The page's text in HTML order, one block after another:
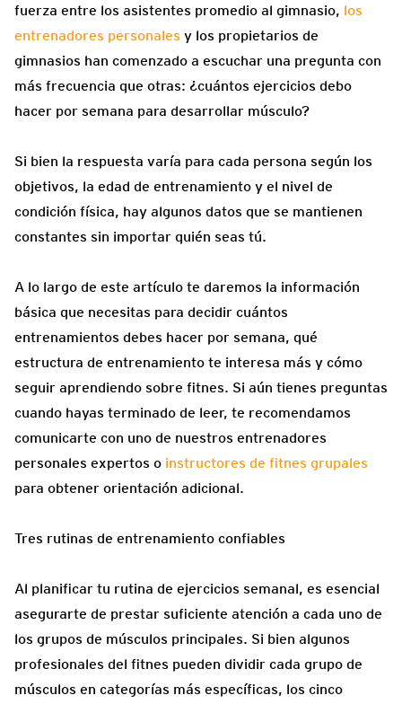
fuerza entre los asistentes promedio al gimnasio, los
entrenadores personales y los propietarios de
gimnasios han comenzado a escuchar una pregunta con
más frecuencia que otras: ¿cuántos ejercicios debo
hacer por semana para desarrollar músculo?
Si bien la respuesta varía para cada persona según los
objetivos, la edad de entrenamiento y el nivel de
condición física, hay algunos datos que se mantienen
constantes sin importar quién seas tú.
A lo largo de este artículo te daremos la información
básica que necesitas para decidir cuántos
entrenamientos debes hacer por semana, qué
estructura de entrenamiento te interesa más y cómo
seguir aprendiendo sobre fitnes. Si aún tienes preguntas
cuando hayas terminado de leer, te recomendamos
comunicarte con uno de nuestros entrenadores
personales expertos o instructores de fitnes grupales
para obtener orientación adicional.
Tres rutinas de entrenamiento confiables
Al planificar tu rutina de ejercicios semanal, es esencial
asegurarte de prestar suficiente atención a cada uno de
los grupos de músculos principales. Si bien algunos
profesionales del fitnes pueden dividir cada grupo de
músculos en categorías más específicas, los cinco